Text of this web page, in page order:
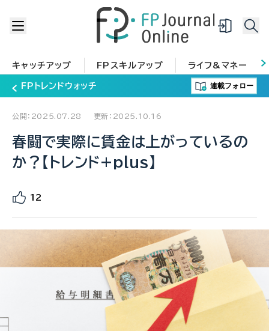
キャッチアップ FPスキルアップ ライフ&マネー
FPトレンドウォッチ 連載フォロー
公開：2025.07.28 更新：2025.10.16
春闘で実際に賃金は上がっているの
か？【トレンド+plus】
12